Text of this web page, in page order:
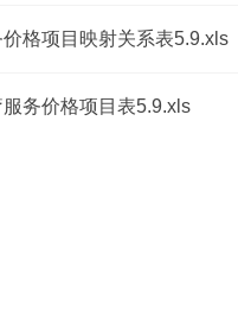
格项目映射关系表5.9.xls
务价格项目表5.9.xls